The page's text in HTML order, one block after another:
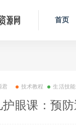
首页
君 技术教程 生活技能
护眼课：预